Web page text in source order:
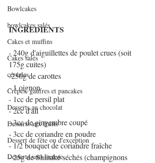
Bowlcakes
bowlcakes salés
Cakes et muffins
Cakes salés
céréales
Crêpes, gaufres et pancakes
Desserts au chocolat
Desserts aux fruits
Dessert de fête ou d'exception
Desserts sans lactose
INGREDIENTS
- 240g d'aiguillettes de poulet crues (soit
175g cuites)
-250g de carottes
- 1 oignon
- 1cc de persil plat
- 2cc d'ail
- 3cc de gingembre coupé
- 3cc de coriandre en poudre
- 1/2 bouquet de coriandre fraîche
- 25g de Shiitaké séchés (champignons